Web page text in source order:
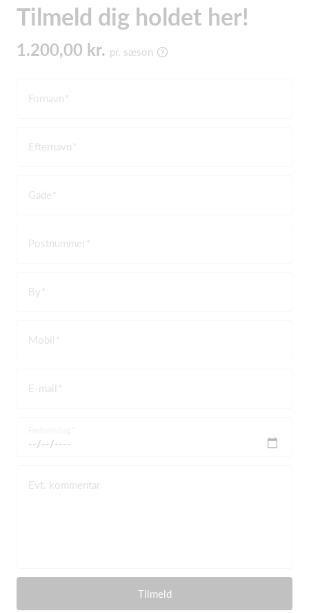
Tilmeld dig holdet her!
1.200,00 kr. pr. sæson
Fornavn
Efternavn
Gade
Postnummer
By
Mobil
E-mail
Evt. kommentar
Tilmeld